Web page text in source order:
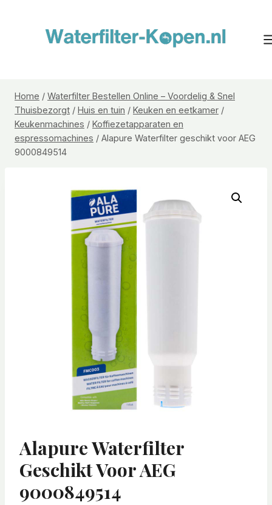
Home / Waterfilter Bestellen Online – Voordelig & Snel
Thuisbezorgt / Huis en tuin / Keuken en eetkamer /
Keukenmachines / Koffiezetapparaten en
espressomachines / Alapure Waterfilter geschikt voor AEG
9000849514
Alapure Waterfilter
Geschikt Voor AEG
9000849514